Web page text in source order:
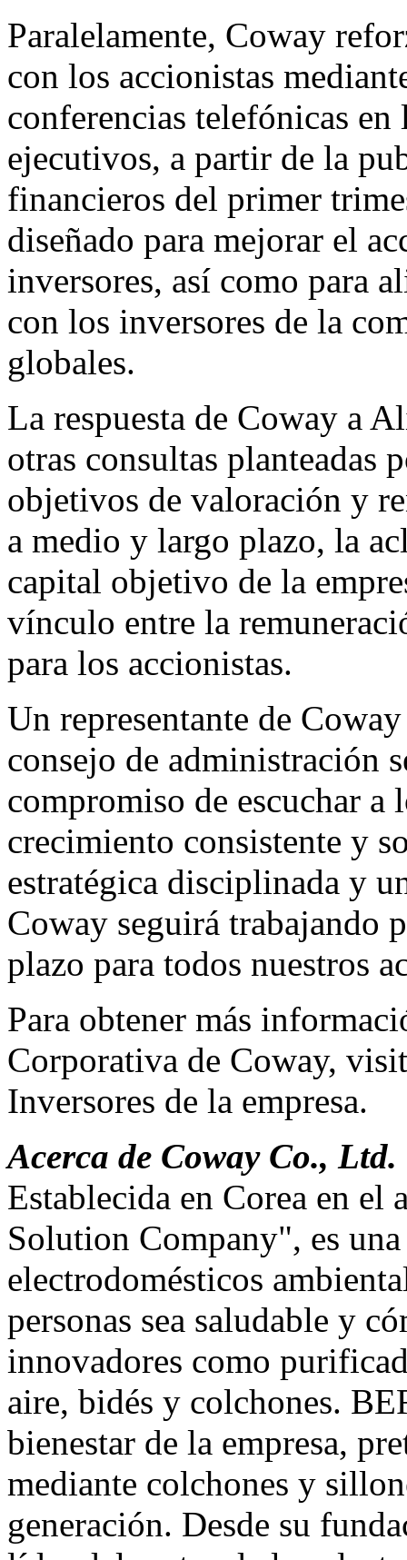
Paralelamente, Coway
con los accionistas
conferencias telefónicas
ejecutivos, a partir de la
financieros del primer
diseñado para mejorar el
inversores, así como para
con los inversores de la
globales.
La respuesta de Coway a
otras consultas planteadas
objetivos de valoración y
a medio y largo plazo, la
capital objetivo de la
vínculo entre la
para los accionistas.
Un representante de
consejo de administración
compromiso de escuchar
crecimiento consistente y
estratégica disciplinada y
Coway seguirá trabajando
plazo para todos nuestros
Para obtener más
Corporativa de Coway,
Inversores de la empresa.
Acerca de Coway Co., Ltd.
Establecida en Corea en
Solution Company", es
electrodomésticos
personas sea saludable y
innovadores como
aire, bidés y colchones.
bienestar de la empresa,
mediante colchones y
generación. Desde su